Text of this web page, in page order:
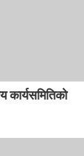
कार्यसमितिको